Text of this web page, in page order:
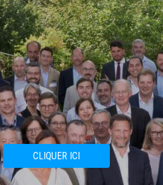
CLIQUER ICI